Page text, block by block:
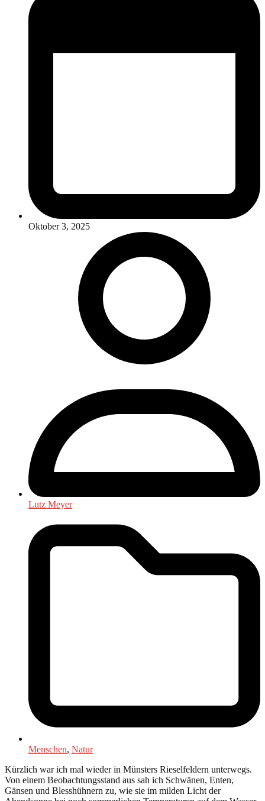
Oktober 3, 2025
Lutz Meyer
Menschen, Natur
Kürzlich war ich mal wieder in Münsters Rieselfeldern unterwegs.
Von einem Beobachtungsstand aus sah ich Schwänen, Enten,
Gänsen und Blesshühnern zu, wie sie im milden Licht der